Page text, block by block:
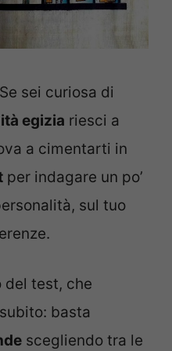
sei curiosa di
egizia riesci a
a cimentarti in
per indagare un po’
sul tuo
del test, che
basta
scegliendo tra le